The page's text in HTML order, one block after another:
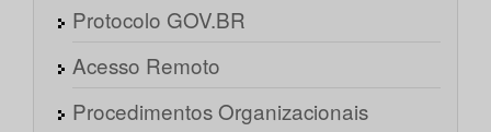
Protocolo GOV.BR
Acesso Remoto
Procedimentos Organizacionais